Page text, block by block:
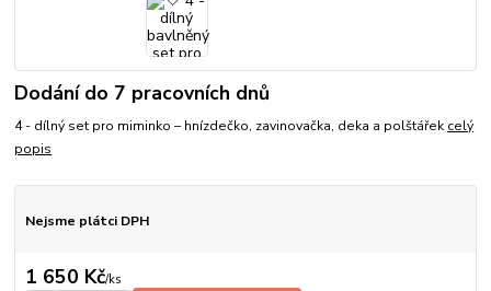
Dodání do 7 pracovních dnů
4 - dílný set pro miminko – hnízdečko, zavinovačka, deka a polštářek celý
popis
Nejsme plátci DPH
1 650 Kč/ks